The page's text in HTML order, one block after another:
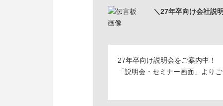
＼27年卒向け会社説
27年卒向け説明会をご案内中！
「説明会・セミナー画面」より